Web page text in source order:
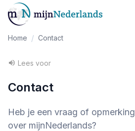
Lees voor
Home / Contact
Contact
Heb je een vraag of opmerking
over mijnNederlands?